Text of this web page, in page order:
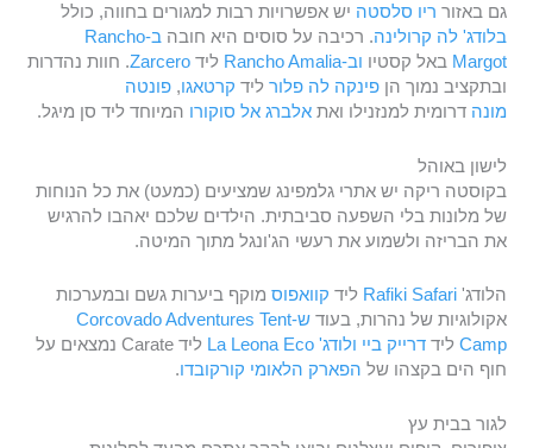
גם באזור ריו סלסטה יש אפשרויות רבות למגורים בחווה, כולל
בלודג' לה קרולינה. רכיבה על סוסים היא חובה
ב-Rancho
Margot באל קסטיו וב-Rancho Amalia לידZarcero. חוות נהדרות
ובתקציב נמוך הןפינקה לה פלור ליד קרטאגו,פונטה
מונה דרומית למנזנילו ואתאלברג אל סוקורו המיוחד ליד סן מיגל.
לישון באוהל
בקוסטה ריקה יש אתרי גלמפינג שמציעים (כמעט) את כל הנוחות
של מלונות בלי השפעה סביבתית. הילדים שלכם יאהבו להרגיש
את הבריזה ולשמוע את רעשי הג'ונגל מתוך המיטה.
הלודג'Rafiki Safari ליד קוואפוס מוקף ביערות גשם ובמערכות
אקולוגיות של נהרות, בעוד
ש-Corcovado Adventures Tent
Camp לידדרייק ביי ולודג' La Leona Eco
ליד Carate נמצאים על
חוף הים בקצהו של הפארק הלאומי קורקובדו.
לגור בבית עץ